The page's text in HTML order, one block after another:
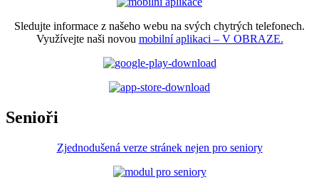
Sledujte informace z našeho webu na svých chytrých telefonech.
Využívejte naši novou mobilní aplikaci – V OBRAZE.
Senioři
Zjednodušená verze stránek nejen pro seniory